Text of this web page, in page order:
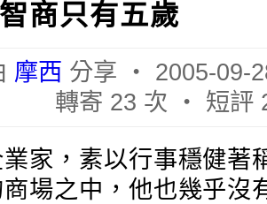
商只有五歲
摩西 分享 ‧ 2005-09-
轉寄 23 次 ‧ 短評
家，素以行事穩健著
場之中，他也幾乎沒